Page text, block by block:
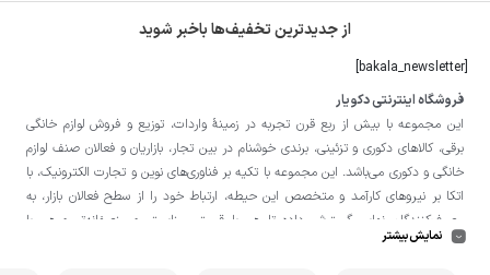
از جدیدترین تخفیف‌ها باخبر شوید
[bakala_newsletter]
فروشگاه اینترنتی دکویار
این مجموعه با بيش از ربع قرن تجربه در زمينۀ واردات، توزيع و فروش لوازم خانگی
برقی، کالاهای دکوری و تزئینی، برندی خوشنام در بين تجار، بازاريان و فعالان صنف لوازم
خانگی و دکوری می‌باشد. این مجموعه با تكيه بر فناوری‌های نوين و تجارت الكترونيک، با
اتکا بر نيروهای كارآمد و متخصص اين حيطه، ارتباط خود را از سطح فعالان بازار، به
مصرف‌كنندگان نهايی گسترش داده تا هم با قيمتی مناسبتر و منصفانه‌تر و هم با
خدماتی گسترده‌تر و كيفی‌تر در خدمت هموطنان عزیز در اقصی نقاط ميهنمان باشد.
نمایش بیشتر